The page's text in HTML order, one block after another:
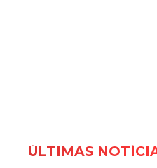
ÚLTIMAS